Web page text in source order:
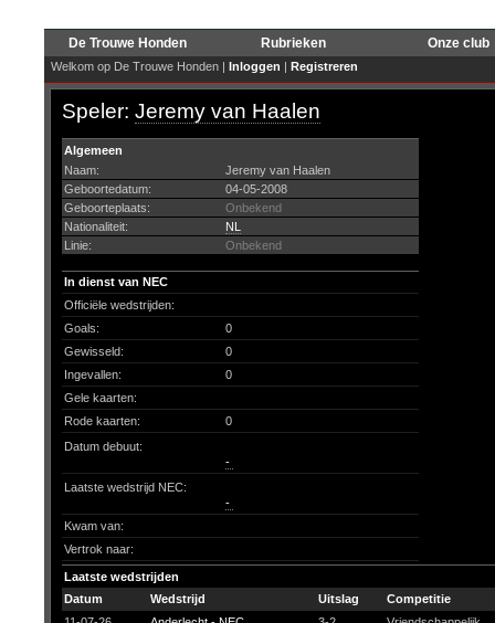
De Trouwe Honden Rubrieken Onze club
Welkom op De Trouwe Honden | Inloggen | Registreren
Speler: Jeremy van Haalen
Algemeen
Naam:
Jeremy van Haalen
Geboortedatum:
04-05-2008
Geboorteplaats:
Onbekend
Nationaliteit:
NL
Linie:
Onbekend
In dienst van NEC
Officiële wedstrijden:
Goals:
0
Gewisseld:
0
Ingevallen:
0
Gele kaarten:
Rode kaarten:
0
Datum debuut:
-
Laatste wedstrijd NEC:
-
Kwam van:
Vertrok naar:
Laatste wedstrijden
Datum
Wedstrijd Uitslag
Competitie